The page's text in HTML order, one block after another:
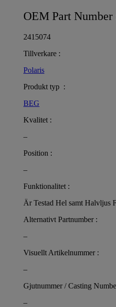
OEM Part Number
2415074
Tillverkare :
Polaris
Produkt typ :
BEG
Kvalitet :
–
Position :
–
Funktionalitet :
Är Testad Hel samt Halvljus
Alternativt Partnumber :
–
Visuellt Artikelnummer :
–
Gjutnummer / Casting
–